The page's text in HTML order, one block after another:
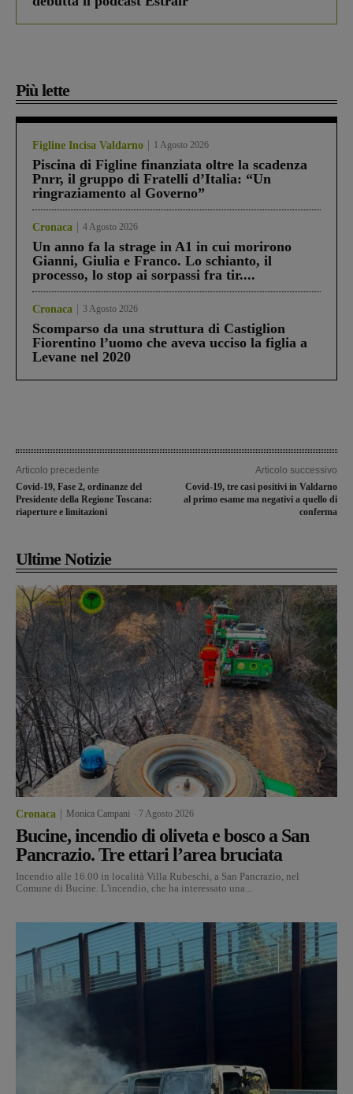
Più lette
Figline Incisa Valdarno 1 Agosto 2026
Piscina di Figline finanziata oltre la scadenza
Pnrr, il gruppo di Fratelli d’Italia: “Un
ringraziamento al Governo”
Cronaca 4 Agosto 2026
Un anno fa la strage in A1 in cui morirono
Gianni, Giulia e Franco. Lo schianto, il
processo, lo stop ai sorpassi fra tir....
Cronaca 3 Agosto 2026
Scomparso da una struttura di Castiglion
Fiorentino l’uomo che aveva ucciso la figlia a
Levane nel 2020
Articolo precedente
Covid-19, Fase 2, ordinanze del
Presidente della Regione Toscana:
riaperture e limitazioni
Articolo successivo
Covid-19, tre casi positivi in Valdarno
al primo esame ma negativi a quello di
conferma
Ultime Notizie
Cronaca Monica Campani 7 Agosto 2026
Bucine, incendio di oliveta e bosco a San
Pancrazio. Tre ettari l’area bruciata
Incendio alle 16.00 in località Villa Rubeschi, a San Pancrazio, nel
Comune di Bucine. L'incendio, che ha interessato una...